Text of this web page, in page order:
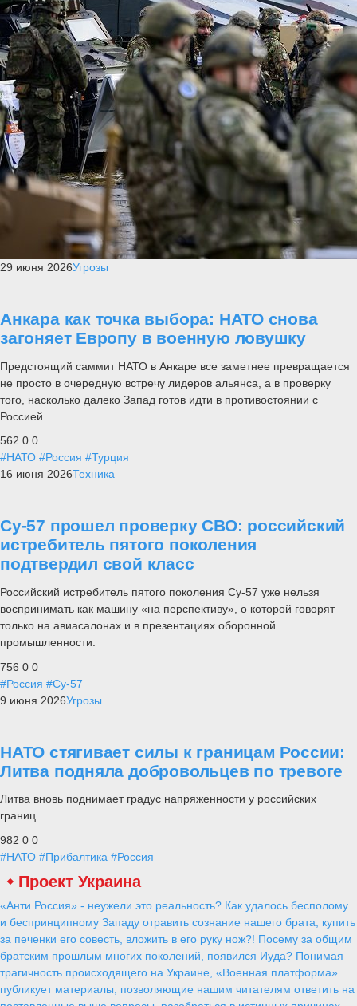
29 июня 2026Угрозы
Анкара как точка выбора: НАТО снова
загоняет Европу в военную ловушку
Предстоящий саммит НАТО в Анкаре все заметнее превращается
не просто в очередную встречу лидеров альянса, а в проверку
того, насколько далеко Запад готов идти в противостоянии с
Россией....
562 0 0
#НАТО #Россия #Турция
16 июня 2026Техника
Су-57 прошел проверку СВО: российский
истребитель пятого поколения
подтвердил свой класс
Российский истребитель пятого поколения Су-57 уже нельзя
воспринимать как машину «на перспективу», о которой говорят
только на авиасалонах и в презентациях оборонной
промышленности.
756 0 0
#Россия #Су-57
9 июня 2026Угрозы
НАТО стягивает силы к границам России:
Литва подняла добровольцев по тревоге
Литва вновь поднимает градус напряженности у российских
границ.
982 0 0
#НАТО #Прибалтика #Россия
Проект Украина
«Анти Россия» - неужели это реальность? Как удалось бесполому
и беспринципному Западу отравить сознание нашего брата, купить
за печенки его совесть, вложить в его руку нож?! Посему за общим
братским прошлым многих поколений, появился Иуда? Понимая
трагичность происходящего на Украине, «Военная платформа»
публикует материалы, позволяющие нашим читателям ответить на